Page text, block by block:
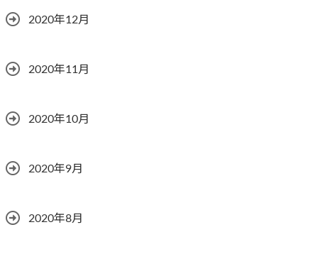
2020年12月
2020年11月
2020年10月
2020年9月
2020年8月